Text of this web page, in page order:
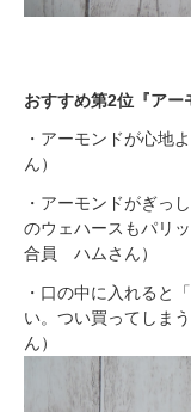
おすすめ第2位『アー
・アーモンドが心地
ん）
・アーモンドがぎっ
のウェハースもパリ
合員 ハムさん）
・口の中に入れると
い。つい買ってしま
ん）